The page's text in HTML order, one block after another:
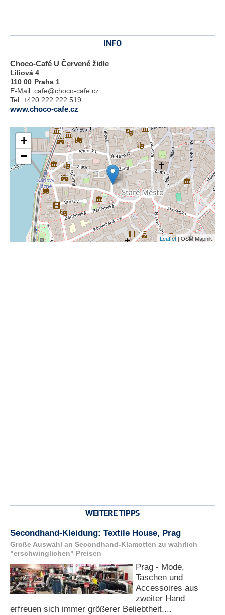
INFO
Choco-Café U Červené židle
Liliová 4
110 00 Praha 1
E-Mail: cafe@choco-cafe.cz
Tel: +420 222 222 519
www.choco-cafe.cz
+
−
Leaflet | OSM Mapnik
WEITERE TIPPS
Secondhand-Kleidung: Textile House, Prag
Große Auswahl an Secondhand-Klamotten zu wahrlich
"erschwinglichen" Preisen
Prag - Mode,
Taschen und
Accessoires aus
zweiter Hand
erfreuen sich immer größerer Beliebtheit....